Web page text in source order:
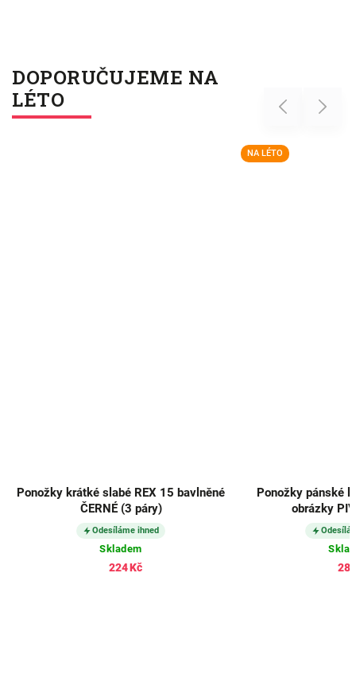
DOPORUČUJEME NA
LÉTO
Previous
Ponožky krátké slabé REX 15 bavlněné
ČERNÉ (3 páry)
Odesíláme ihned
Skladem
224 Kč
NA LÉTO
Ponožky pánské
obrázky
Next